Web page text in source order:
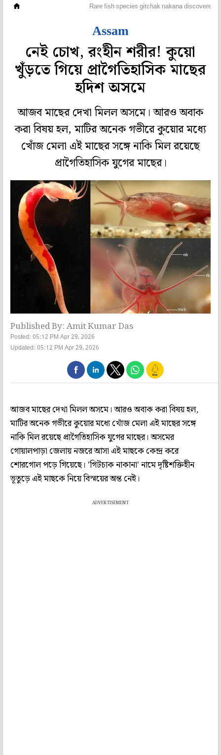
Rare fish species gitchak nakana discovered
Assam
নেই চোখ, রংহীন শরীর! কুয়ো
খুঁড়তে গিয়ে প্রাগৈতিহাসিক মাছের
হদিশ অসমে
আজব মাছের দেখা মিলল অসমে। আরও অবাক
করা বিষয় হল, মাটির অনেক গভীরে কুয়োর মধ্যে
খোঁজ মেলা এই মাছের সঙ্গে নাকি মিল রয়েছে
প্রাগৈতিহাসিক যুগের মাছের।
Published By: Amit Kumar Das
Posted: 05:12 PM Apr 29, 2026
Updated: 05:12 PM Apr 29, 2026
আজব মাছের দেখা মিলল অসমে। আরও অবাক করা বিষয় হল,
মাটির অনেক গভীরে কুয়োর মধ্যে খোঁজ মেলা এই মাছের সঙ্গে
নাকি মিল রয়েছে প্রাগৈতিহাসিক যুগের মাছের। অসমের
গোয়ালপাড়া জেলায় নজরে আসা এই মাছকে কেন্দ্র করে
শোরগোল পড়ে গিয়েছে। 'গিটচাক নাকানা' নামে দৃষ্টিশক্তিহীন
ভূতুড়ে এই মাছকে নিয়ে বিস্ময়ের অন্ত নেই।
ADVERTISEMENT